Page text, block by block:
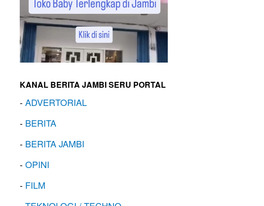
KANAL BERITA JAMBI SERU PORTAL
-ADVERTORIAL
- BERITA
- BERITA JAMBI
-OPINI
- FILM